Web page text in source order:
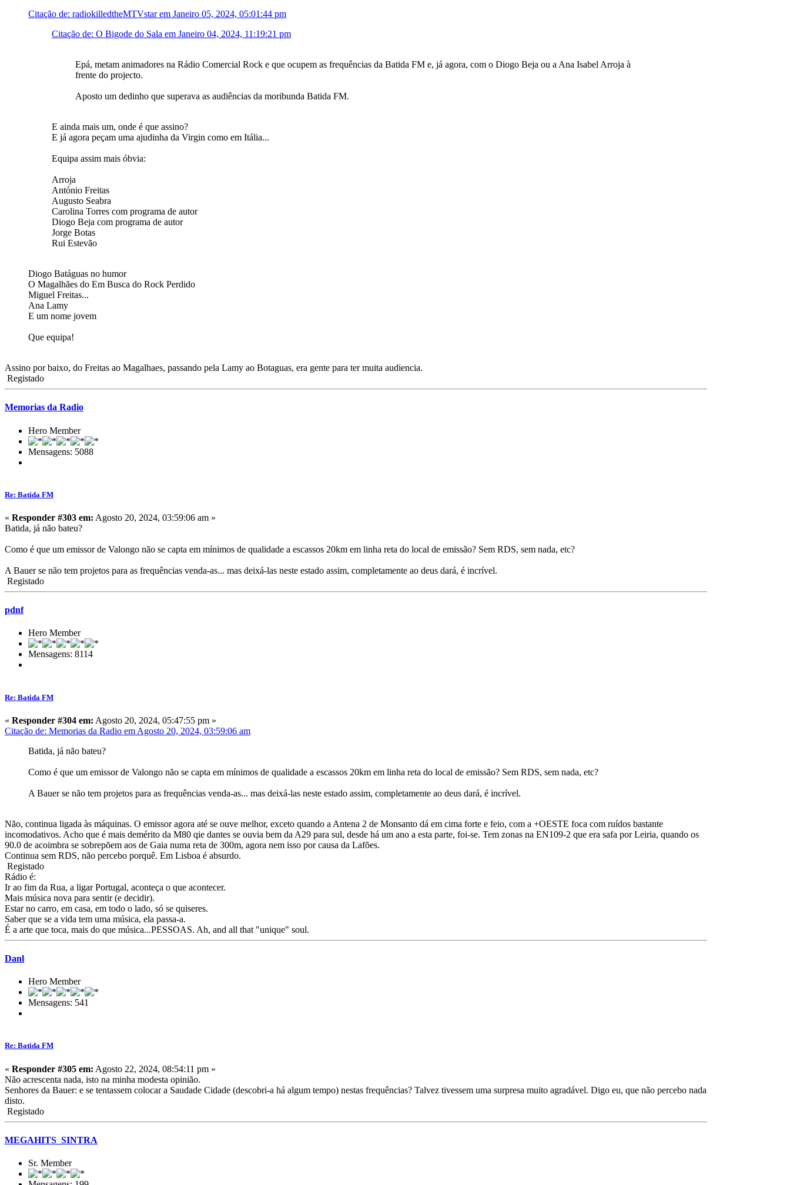
Citação de: radiokilledtheMTVstar em Janeiro 05, 2024, 05:01:44 pm
Citação de: O Bigode do Sala em Janeiro 04, 2024, 11:19:21 pm
Epá, metam animadores na Rádio Comercial Rock e que ocupem as frequências da Batida FM e, já agora, com o Diogo Beja ou a Ana Isabel Arroja à
frente do projecto.
Aposto um dedinho que superava as audiências da moribunda Batida FM.
E ainda mais um, onde é que assino?
E já agora peçam uma ajudinha da Virgin como em Itália...
Equipa assim mais óbvia:
Arroja
António Freitas
Augusto Seabra
Carolina Torres com programa de autor
Diogo Beja com programa de autor
Jorge Botas
Rui Estevão
Diogo Batáguas no humor
O Magalhães do Em Busca do Rock Perdido
Miguel Freitas...
Ana Lamy
E um nome jovem
Que equipa!
Assino por baixo, do Freitas ao Magalhaes, passando pela Lamy ao Botaguas, era gente para ter muita audiencia.
Registado
Memorias da Radio
Hero Member
Mensagens: 5088
Re: Batida FM
« Responder #303 em: Agosto 20, 2024, 03:59:06 am »
Batida, já não bateu?
Como é que um emissor de Valongo não se capta em mínimos de qualidade a escassos 20km em linha reta do local de emissão? Sem RDS, sem nada, etc?
A Bauer se não tem projetos para as frequências venda-as... mas deixá-las neste estado assim, completamente ao deus dará, é incrível.
Registado
pdnf
Hero Member
Mensagens: 8114
Re: Batida FM
« Responder #304 em: Agosto 20, 2024, 05:47:55 pm »
Citação de: Memorias da Radio em Agosto 20, 2024, 03:59:06 am
Batida, já não bateu?
Como é que um emissor de Valongo não se capta em mínimos de qualidade a escassos 20km em linha reta do local de emissão? Sem RDS, sem nada, etc?
A Bauer se não tem projetos para as frequências venda-as... mas deixá-las neste estado assim, completamente ao deus dará, é incrível.
Não, continua ligada às máquinas. O emissor agora até se ouve melhor, exceto quando a Antena 2 de Monsanto dá em cima forte e feio, com a +OESTE foca com ruídos bastante
incomodativos. Acho que é mais demérito da M80 qie dantes se ouvia bem da A29 para sul, desde há um ano a esta parte, foi-se. Tem zonas na EN109-2 que era safa por Leiria, quando os
90.0 de acoimbra se sobrepõem aos de Gaia numa reta de 300m, agora nem isso por causa da Lafões.
Continua sem RDS, não percebo porquê. Em Lisboa é absurdo.
Registado
Rádio é:
Ir ao fim da Rua, a ligar Portugal, aconteça o que acontecer.
Mais música nova para sentir (e decidir).
Estar no carro, em casa, em todo o lado, só se quiseres.
Saber que se a vida tem uma música, ela passa-a.
É a arte que toca, mais do que música...PESSOAS. Ah, and all that "unique" soul.
Danl
Hero Member
Mensagens: 541
Re: Batida FM
« Responder #305 em: Agosto 22, 2024, 08:54:11 pm »
Não acrescenta nada, isto na minha modesta opinião.
Senhores da Bauer: e se tentassem colocar a Saudade Cidade (descobri-a há algum tempo) nestas frequências? Talvez tivessem uma surpresa muito agradável. Digo eu, que não percebo nada
disto.
Registado
MEGAHITS_SINTRA
Sr. Member